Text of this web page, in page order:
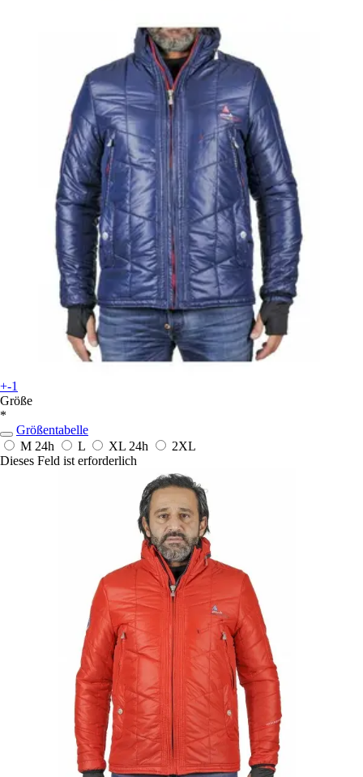
+-1
Größe
*
Größentabelle
M 24h L XL 24h
2XL
Dieses Feld ist erforderlich